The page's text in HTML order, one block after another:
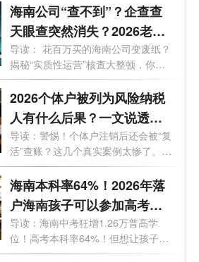
海南公司“查不到”？企查查
天眼查突然消失？2026老板
必看的工商屏蔽避坑与解除
指南！
导读： 花百万买的海南公司变废纸？
揭秘“实质性运营”核查大整顿，你
的...
2026个体户被列为风险纳税
人有什么后果？一文说透原
因与解除办法
导读：警惕！个体户注销后还会被“复
活”查账？这几个真实案例太惨了。
最...
海南本科率64%！2026年落
户海南孩子可以参加高考
吗？答案来了！
导读：海南中考狂增1.26万普高学
位！高考本科率64%！但想让孩子来
海南高考...